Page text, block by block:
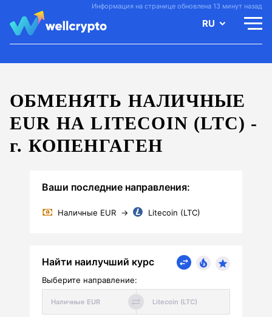
Информация на странице обновлена 13 минут назад
RU
ОБМЕНЯТЬ НАЛИЧНЫЕ
EUR НА LITECOIN (LTC) -
г. КОПЕНГАГЕН
Ваши последние направления:
Наличные EUR → Litecoin (LTC)
Найти наилучший курс
Выберите направление: